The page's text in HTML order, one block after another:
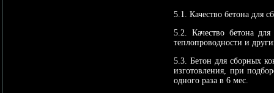
5.1. Качество бетона для
5.2. Качество бетона
теплопроводности и
5.3. Бетон для сборных
изготовления, при
одного раза в 6 мес.